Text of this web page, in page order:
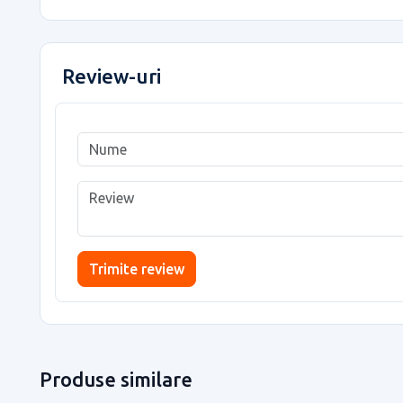
Review-uri
Trimite review
Produse similare